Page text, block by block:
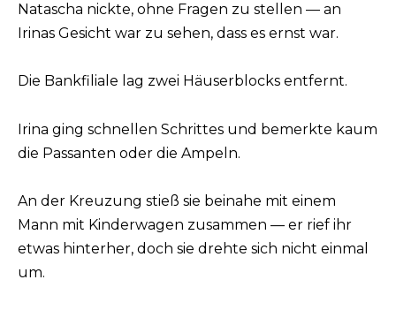
Natascha nickte, ohne Fragen zu stellen — an
Irinas Gesicht war zu sehen, dass es ernst war.
Die Bankfiliale lag zwei Häuserblocks entfernt.
Irina ging schnellen Schrittes und bemerkte kaum
die Passanten oder die Ampeln.
An der Kreuzung stieß sie beinahe mit einem
Mann mit Kinderwagen zusammen — er rief ihr
etwas hinterher, doch sie drehte sich nicht einmal
um.